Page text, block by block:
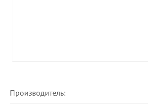
Производитель: